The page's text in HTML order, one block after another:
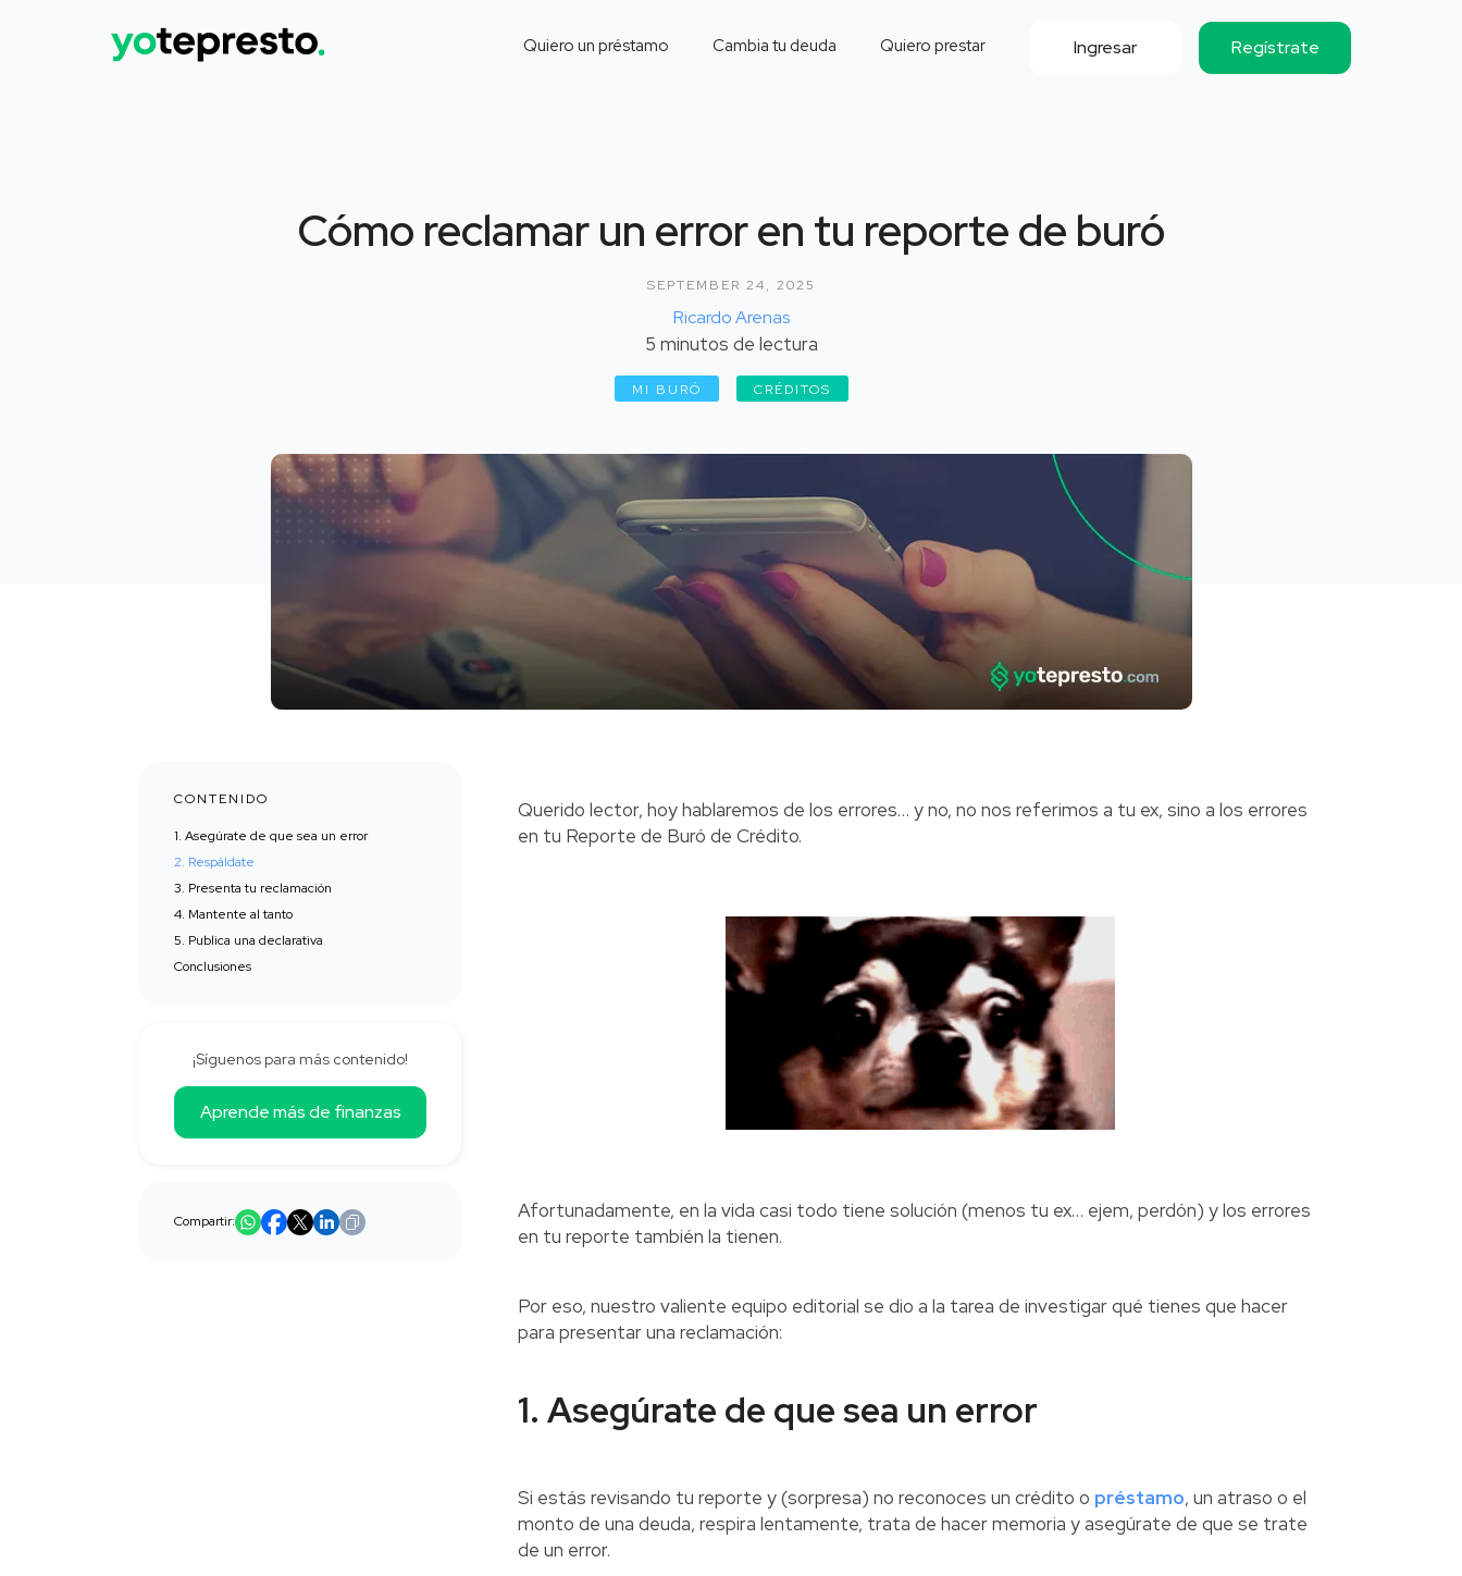
Quiero un préstamo Cambia tu deuda Quiero prestar Ingresar Regístrate
Cómo reclamar un error en tu reporte de buró
SEPTEMBER 24, 2025
Ricardo Arenas
5 minutos de lectura
MI BURÓ CRÉDITOS
CONTENIDO
1. Asegúrate de que sea un error
2. Respáldate
3. Presenta tu reclamación
4. Mantente al tanto
5. Publica una declarativa
Conclusiones
¡Síguenos para más contenido!
Aprende más de finanzas
Compartir:
Querido lector, hoy hablaremos de los errores… y no, no nos referimos a tu ex, sino a los errores
en tu Reporte de Buró de Crédito.
Afortunadamente, en la vida casi todo tiene solución (menos tu ex… ejem, perdón) y los errores
en tu reporte también la tienen.
Por eso, nuestro valiente equipo editorial se dio a la tarea de investigar qué tienes que hacer
para presentar una reclamación:
1. Asegúrate de que sea un error
Si estás revisando tu reporte y (sorpresa) no reconoces un crédito o préstamo, un atraso o el
monto de una deuda, respira lentamente, trata de hacer memoria y asegúrate de que se trate
de un error.